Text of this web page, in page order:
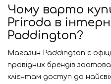
Чому варто
Priroda в
Paddington?
Магазин Paddington є
провідних брендів
клієнтам доступ до